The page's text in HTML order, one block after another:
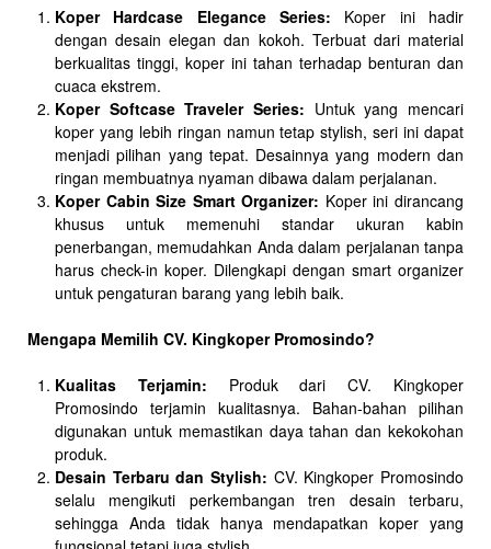
Koper Hardcase Elegance Series: Koper ini hadir
dengan desain elegan dan kokoh. Terbuat dari material
berkualitas tinggi, koper ini tahan terhadap benturan dan
cuaca ekstrem.
Koper Softcase Traveler Series: Untuk yang mencari
koper yang lebih ringan namun tetap stylish, seri ini dapat
menjadi pilihan yang tepat. Desainnya yang modern dan
ringan membuatnya nyaman dibawa dalam perjalanan.
Koper Cabin Size Smart Organizer: Koper ini dirancang
khusus untuk memenuhi standar ukuran kabin
penerbangan, memudahkan Anda dalam perjalanan tanpa
harus check-in koper. Dilengkapi dengan smart organizer
untuk pengaturan barang yang lebih baik.
Mengapa Memilih CV. Kingkoper Promosindo?
Kualitas Terjamin: Produk dari CV. Kingkoper
Promosindo terjamin kualitasnya. Bahan-bahan pilihan
digunakan untuk memastikan daya tahan dan kekokohan
produk.
Desain Terbaru dan Stylish: CV. Kingkoper Promosindo
selalu mengikuti perkembangan tren desain terbaru,
sehingga Anda tidak hanya mendapatkan koper yang